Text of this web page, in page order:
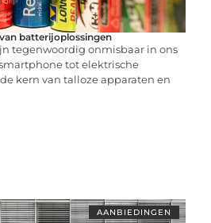
batterijoplossingen
tegenwoordig onmisbaar in ons
tot elektrische
kern van talloze apparaten en
AANBIEDINGEN